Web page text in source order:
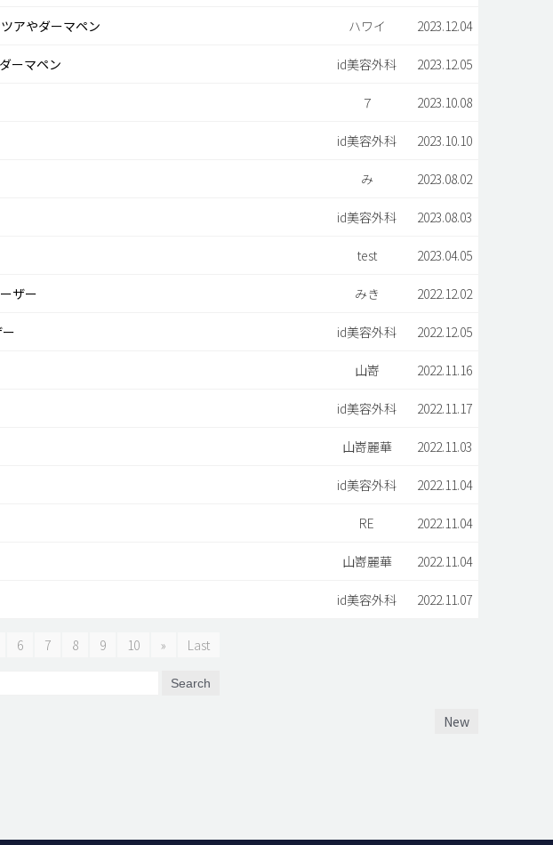
アやダーマペン ハワイ 2023.12.04
ーマペン id美容外科 2023.12.05
７ 2023.10.08
id美容外科 2023.10.10
み 2023.08.02
id美容外科 2023.08.03
test 2023.04.05
ザー みき 2022.12.02
id美容外科 2022.12.05
山嵜 2022.11.16
id美容外科 2022.11.17
山嵜麗華 2022.11.03
id美容外科 2022.11.04
RE 2022.11.04
山嵜麗華 2022.11.04
id美容外科 2022.11.07
6 7 8 9 10 » Last
Search
New